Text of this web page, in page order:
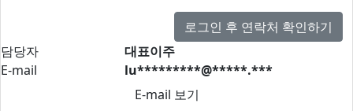
로그인 후 연락처 확인하기
담당자
대표이주
E-mail
lu*********@*****.***
E-mail 보기